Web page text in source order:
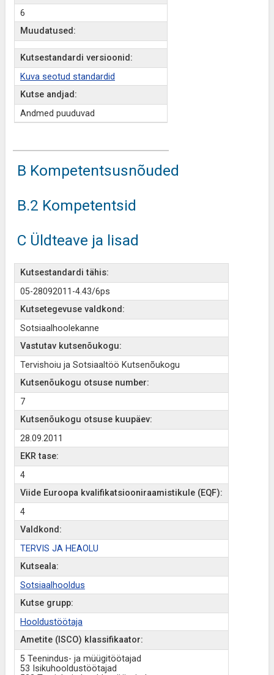
6
Muudatused:
Kutsestandardi versioonid:
Kuva seotud standardid
Kutse andjad:
Andmed puuduvad
B Kompetentsusnõuded
B.2 Kompetentsid
C Üldteave ja lisad
Kutsestandardi tähis:
05-28092011-4.43/6ps
Kutsetegevuse valdkond:
Sotsiaalhoolekanne
Vastutav kutsenõukogu:
Tervishoiu ja Sotsiaaltöö Kutsenõukogu
Kutsenõukogu otsuse number:
7
Kutsenõukogu otsuse kuupäev:
28.09.2011
EKR tase:
4
Viide Euroopa kvalifikatsiooniraamistikule (EQF):
4
Valdkond:
TERVIS JA HEAOLU
Kutseala:
Sotsiaalhooldus
Kutse grupp:
Hooldustöötaja
Ametite (ISCO) klassifikaator:
5 Teenindus- ja müügitöötajad
53 Isikuhooldustöötajad